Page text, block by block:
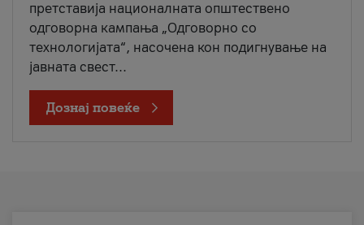
претставија националната општествено
одговорна кампања „Одговорно со
технологијата“, насочена кон подигнување на
јавната свест...
Дознај повеќе